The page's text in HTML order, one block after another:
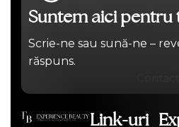
Suntem aici pentru
Scrie-ne sau sună-ne –
răspuns.
Link-uri